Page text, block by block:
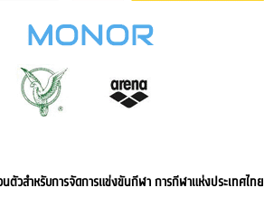
นตัวสำหรับการจัดการแข่งขันกีฬา การกีฬาแห่งประเทศไทย